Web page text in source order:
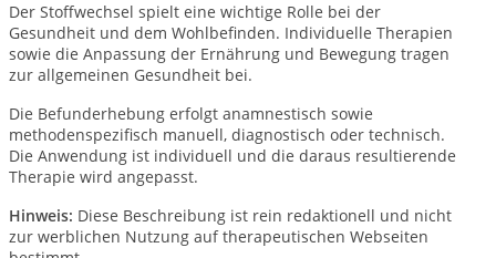
Der Stoffwechsel spielt eine wichtige Rolle bei der
Gesundheit und dem Wohlbefinden. Individuelle Therapien
sowie die Anpassung der Ernährung und Bewegung tragen
zur allgemeinen Gesundheit bei.
Die Befunderhebung erfolgt anamnestisch sowie
methodenspezifisch manuell, diagnostisch oder technisch.
Die Anwendung ist individuell und die daraus resultierende
Therapie wird angepasst.
Hinweis: Diese Beschreibung ist rein redaktionell und nicht
zur werblichen Nutzung auf therapeutischen Webseiten